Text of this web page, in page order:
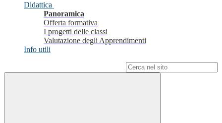
Didattica
Panoramica
Offerta formativa
I progetti delle classi
Valutazione degli Apprendimenti
Info utili